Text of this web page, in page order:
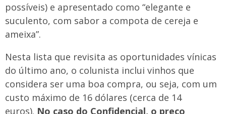
possíveis) e apresentado como “elegante e
suculento, com sabor a compota de cereja e
ameixa”.
Nesta lista que revisita as oportunidades vínicas
do último ano, o colunista inclui vinhos que
considera ser uma boa compra, ou seja, com um
custo máximo de 16 dólares (cerca de 14
euros). No caso do Confidencial, o preço